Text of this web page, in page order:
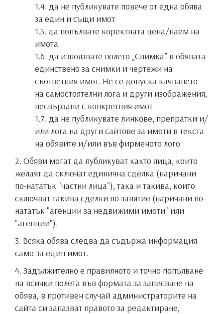
1.4. да не публикувате повече от една обява
за един и същи имот
1.5. да попълвате коректната цена/наем на
имота
1.6. да използвате полето „Снимка” в обявата
единствено за снимки и чертежи на
съответния имот. Не се допуска качването
на самостоятелни лога и други изображения,
несвързани с конкретния имот
1.7. да не публикувате линкове, препратки и/
или лога на други сайтове за имоти в текста
на обявите и/или във фирменото лого
2. Обяви могат да публикуват както лица, които
желаят да сключат единична сделка (наричани
по-нататък "частни лица"), така и такива, които
сключват такива сделки по занятие (наричани по-
нататък "агенции за недвижими имоти" или
"агенции").
3. Всяка обява следва да съдържа информация
само за един имот.
4. Задължително е правилното и точно попълване
на всички полета във формата за записване на
обява, в противен случай администраторите на
сайта си запазват правото за редактиране,